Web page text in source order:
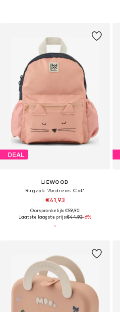
DEAL
LIEWOOD
Rugzak 'Andreas Cat'
€41,93
Oorspronkelijk: €59,90
Laatste laagste prijs:€44,93-6%